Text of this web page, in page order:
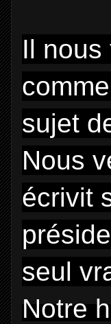
Il nous
sujet
Nous
écrivit
seul
Notre